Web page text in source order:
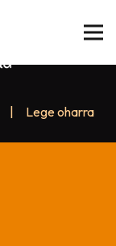
Lege oharra